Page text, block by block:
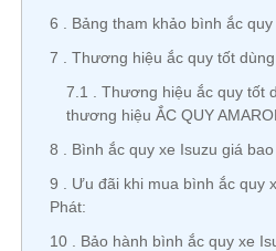
6
Bảng tham khảo bình ắc
7
Thương hiệu ắc quy tốt
7.1
Thương hiệu ắc quy tốt
thương hiệu ẮC QUY
8
Bình ắc quy xe Isuzu giá
9
Ưu đãi khi mua bình ắc quy
Phát:
10
Bảo hành bình ắc quy xe